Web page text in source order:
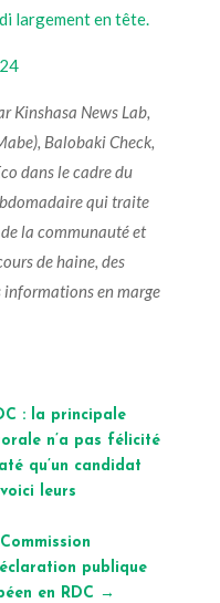
largement en tête.
Kinshasa News Lab,
Balobaki Check,
dans le cadre du
qui traite
la communauté et
de haine, des
informations en marge
: la principale
n’a pas félicité
qu’un candidat
leurs
publique
en RDC →